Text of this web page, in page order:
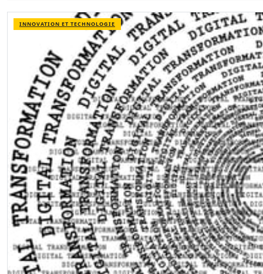
INNOVATION ET TECHNOLOGIE